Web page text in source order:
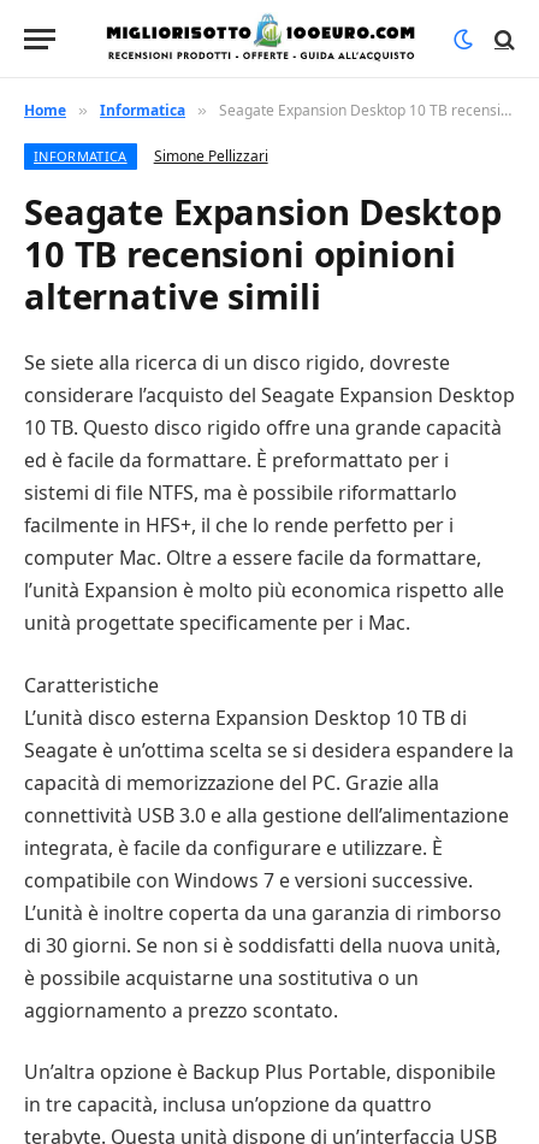
Home » Informatica » Seagate Expansion Desktop 10 TB recensioni opinioni alternative simili
INFORMATICA Simone Pellizzari
Seagate Expansion Desktop
10 TB recensioni opinioni
alternative simili
Se siete alla ricerca di un disco rigido, dovreste
considerare l’acquisto del Seagate Expansion Desktop
10 TB. Questo disco rigido offre una grande capacità
ed è facile da formattare. È preformattato per i
sistemi di file NTFS, ma è possibile riformattarlo
facilmente in HFS+, il che lo rende perfetto per i
computer Mac. Oltre a essere facile da formattare,
l’unità Expansion è molto più economica rispetto alle
unità progettate specificamente per i Mac.
Caratteristiche
L’unità disco esterna Expansion Desktop 10 TB di
Seagate è un’ottima scelta se si desidera espandere la
capacità di memorizzazione del PC. Grazie alla
connettività USB 3.0 e alla gestione dell’alimentazione
integrata, è facile da configurare e utilizzare. È
compatibile con Windows 7 e versioni successive.
L’unità è inoltre coperta da una garanzia di rimborso
di 30 giorni. Se non si è soddisfatti della nuova unità,
è possibile acquistarne una sostitutiva o un
aggiornamento a prezzo scontato.
Un’altra opzione è Backup Plus Portable, disponibile
in tre capacità, inclusa un’opzione da quattro
terabyte. Questa unità dispone di un’interfaccia USB